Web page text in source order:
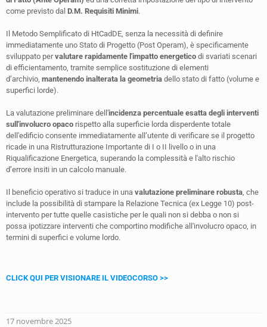
come previsto dal D.M. Requisiti Minimi.
Il Metodo Semplificato di HtCadDE, senza la necessità di definire
immediatamente uno Stato di Progetto (Post Operam), è specificamente
sviluppato pervalutare rapidamente l'impatto energetico di svariati scenari
di efficientamento, tramite semplice sostituzione di elementi
d’archivio, mantenendo inalterata la geometria dello stato di fatto (volume e
superfici lorde).
La valutazione preliminare dell'incidenza percentuale esatta degli interventi
sull'involucro opaco rispetto alla superficie lorda disperdente totale
dell'edificio consente immediatamente all’utente di verificare se il progetto
ricade in una Ristrutturazione Importante di I o II livello o in una
Riqualificazione Energetica, superando la complessità e l'alto rischio
d’errore insiti in un calcolo manuale.
Il beneficio operativo si traduce in una valutazione preliminare robusta, che
include la possibilità di stampare la Relazione Tecnica (ex Legge 10) post-
intervento per tutte quelle casistiche per le quali non si debba o non si
possa ipotizzare interventi che comportino modifiche all'involucro opaco, in
termini di superfici e volume lordo.
CLICK QUI PER VISIONARE IL VIDEOCORSO >>
17 novembre 2025